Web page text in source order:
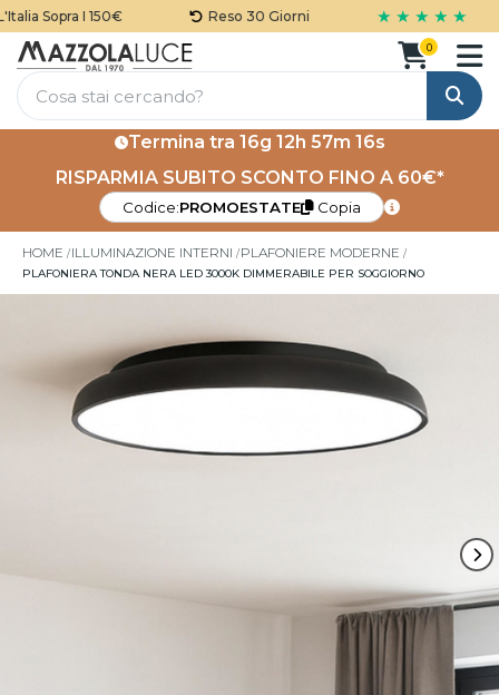
Sopra I 150€ Reso 30 Giorni ★ ★ ★ ★ ★
Cerca
0
Termina tra 16g 12h 57m 15s
RISPARMIA SUBITO SCONTO FINO A 60€*
Codice:PROMOESTATE Copia
HOME ILLUMINAZIONE INTERNI PLAFONIERE MODERNE
PLAFONIERA TONDA NERA LED 3000K DIMMERABILE PER SOGGIORNO